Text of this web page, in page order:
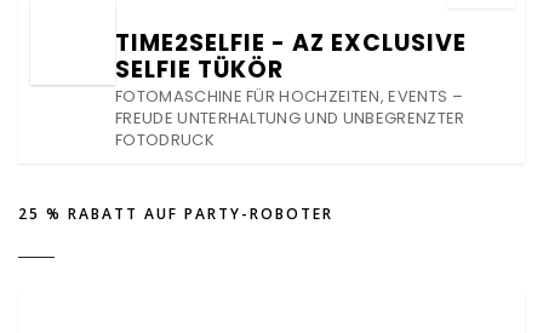
TIME2SELFIE - AZ EXCLUSIVE
SELFIE TÜKÖR
FOTOMASCHINE FÜR HOCHZEITEN, EVENTS –
FREUDE UNTERHALTUNG UND UNBEGRENZTER
FOTODRUCK
25 % RABATT AUF PARTY-ROBOTER